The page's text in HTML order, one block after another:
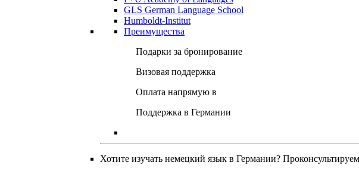
GLS German Language School
Humboldt-Institut
Преимущества
Подарки за бронирование
Визовая поддержка
Оплата напрямую в
Поддержка в Германии
Хотите изучать немецкий язык в Германии?